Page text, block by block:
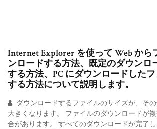
Internet Explorer を使って Web から
ンロードする方法、既定のダウンロ
する方法、PC にダウンロードした
する方法について説明します。
ダウンロードするファイルのサイズが、そ
大きくなります。 ファイルのダウンロードが
合があります。 すべてのダウンロードが完了